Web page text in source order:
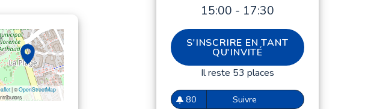
15:00 - 17:30
S'INSCRIRE EN TANT
QU'INVITÉ
Il reste 53 places
80 Suivre Balade pour petits et
| ©OpenStreetMap